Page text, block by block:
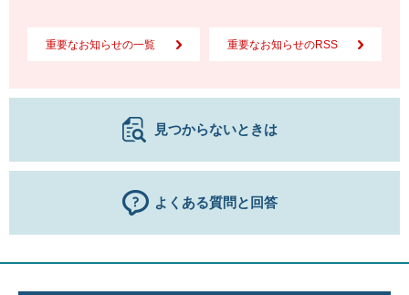
重要なお知らせの一覧 重要なお知らせのRSS
見つからないときは
よくある質問と回答